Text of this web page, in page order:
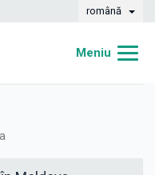
română
Meniu